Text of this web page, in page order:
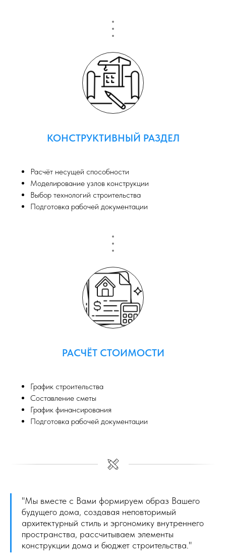
КОНСТРУКТИВНЫЙ РАЗДЕЛ
Расчёт несущей способности
Моделирование узлов конструкции
Выбор технологий строительства
Подготовка рабочей документации
РАСЧЁТ СТОИМОСТИ
График строительства
Составление сметы
График финансирования
Подготовка рабочей документации
"Мы вместе с Вами формируем образ Вашего
будущего дома, создавая неповторимый
архитектурный стиль и эргономику внутреннего
пространства, рассчитываем элементы
конструкции дома и бюджет строительства. "